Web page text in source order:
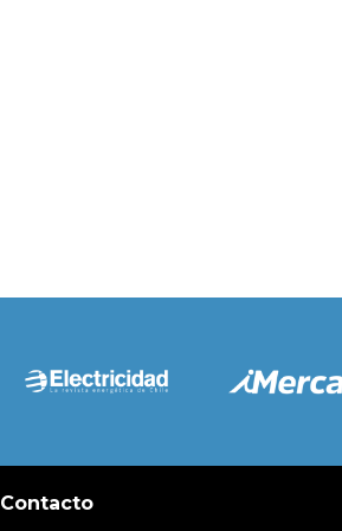
Contacto